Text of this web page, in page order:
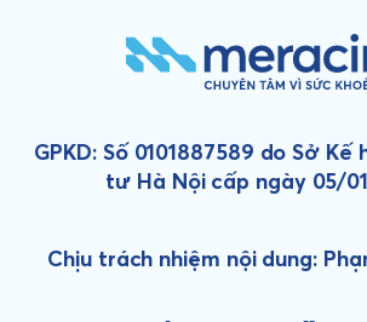
GPKD: Số 0101887589 do Sở
tư Hà Nội cấp ngày 05/
Chịu trách nhiệm nội dung: